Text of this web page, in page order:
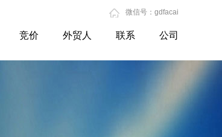
微信号：gdfacai
竞价 外贸人 联系 公司